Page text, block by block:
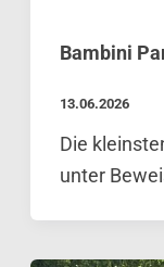
Bambini
13.06.2026
Die
unter